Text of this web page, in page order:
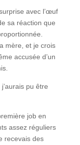
avec l’œuf
sa réaction que
mère, et je crois
accusée d’un
pu être
job en
assez réguliers
recevais des